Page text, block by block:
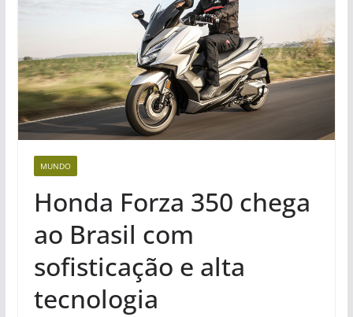
MUNDO
Honda Forza 350 chega
ao Brasil com
sofisticação e alta
tecnologia